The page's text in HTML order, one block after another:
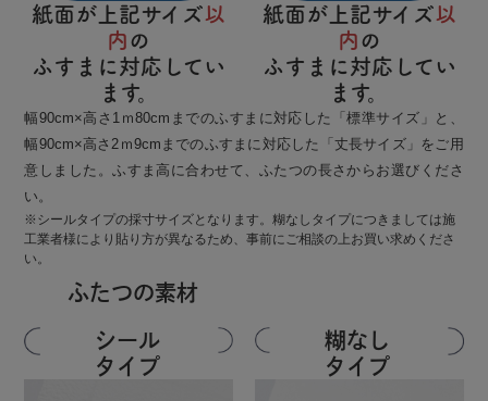
紙面が上記サイズ以
内 の
ふすまに対応してい
ます。
紙面が上記サイズ以
内 の
ふすまに対応してい
ます。
幅90cm×高さ1ｍ80cmまでのふすまに対応した「標準サイズ」と、
幅90cm×高さ2ｍ9cmまでのふすまに対応した「丈長サイズ」をご用
意しました。ふすま高に合わせて、ふたつの長さからお選びくださ
い。
※シールタイプの採寸サイズとなります。糊なしタイプにつきましては施
工業者様により貼り方が異なるため、事前にご相談の上お買い求めくださ
い。
ふたつの素材
シール
タイプ
糊なし
タイプ